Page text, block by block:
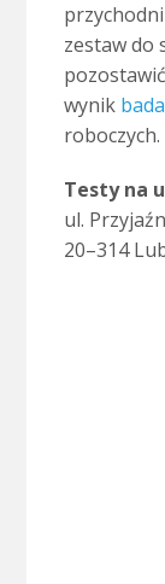
zestaw do
wynik
roboczych.
Testy na
ul.
20–314